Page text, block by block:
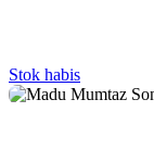
Stok habis